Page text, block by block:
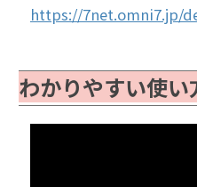
https://7net.omni7.jp/
わかりやすい使い